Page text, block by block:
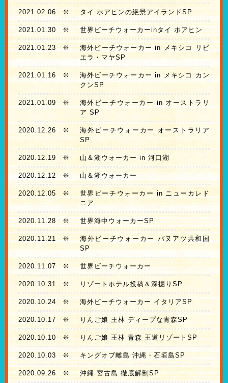
2021.02.06 ❊ タイ ホアヒンの絶景アイランドSP
2021.01.30 ❊ 世界ビーチウォーカーinタイ ホアヒン
2021.01.23❊
海外ビーチウォーカー in メキシコ リビ
エラ・マヤSP
2021.01.16 ❊
海外ビーチウォーカー in メキシコ カン
クンSP
2021.01.09 ❊
海外ビーチウォーカー in オーストラリ
ア SP
2020.12.26 ❊
海外ビーチウォーカー オーストラリア
SP
2020.12.19 ❊ 山＆湖ウォーカー in 河口湖
2020.12.12 ❊ 山＆湖ウォーカー
2020.12.05 ❊
世界ビーチウォーカー in ニューカレド
ニア
2020.11.28 ❊ 世界海中ウォーカーSP
2020.11.21 ❊
海外ビーチウォーカー バヌアツ共和国
SP
2020.11.07 ❊ 世界ビーチウォーカー
2020.10.31 ❊ リゾートホテル投稿＆深掘りSP
2020.10.24 ❊ 海外ビーチウォーカー イタリアSP
2020.10.17 ❊ りんご娘 王林 ディープな青森SP
2020.10.10 ❊ りんご娘 王林 青森 王道リゾートSP
2020.10.03❊ キングオブ離島 沖縄・石垣島SP
2020.09.26❊ 沖縄 宮古島 徹底解剖SP